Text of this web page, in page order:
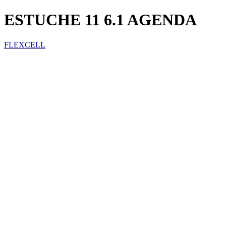
ESTUCHE 11 6.1 AGENDA
FLEXCELL